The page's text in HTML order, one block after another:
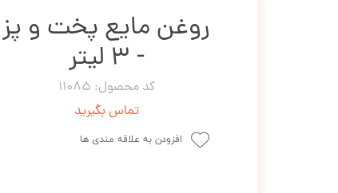
روغن مایع پخت و پز
- 3 لیتر
کد محصول: 11085
تماس بگیرید
افزودن به علاقه مندی ها